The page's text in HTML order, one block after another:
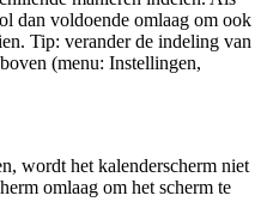
dan voldoende omlaag om ook
Tip: verander de indeling van
(menu: Instellingen,
wordt het kalenderscherm niet
omlaag om het scherm te